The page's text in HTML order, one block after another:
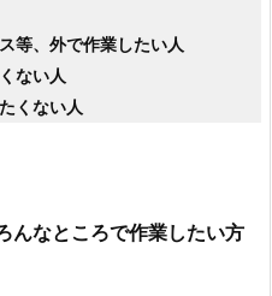
等、外で作業したい人
ない人
くない人
んなところで作業したい方